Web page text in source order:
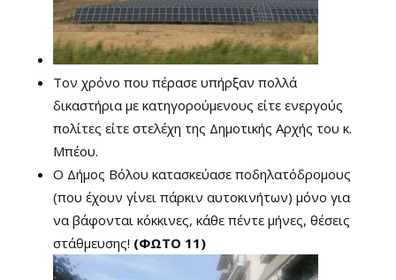
Τον χρόνο που πέρασε υπήρξαν πολλά
δικαστήρια με κατηγορούμενους είτε ενεργούς
πολίτες είτε στελέχη της Δημοτικής Αρχής του κ.
Μπέου.
Ο Δήμος Βόλου κατασκεύασε ποδηλατόδρομους
(που έχουν γίνει πάρκιν αυτοκινήτων) μόνο για
να βάφονται κόκκινες, κάθε πέντε μήνες, θέσεις
στάθμευσης! (ΦΩΤΟ 11)